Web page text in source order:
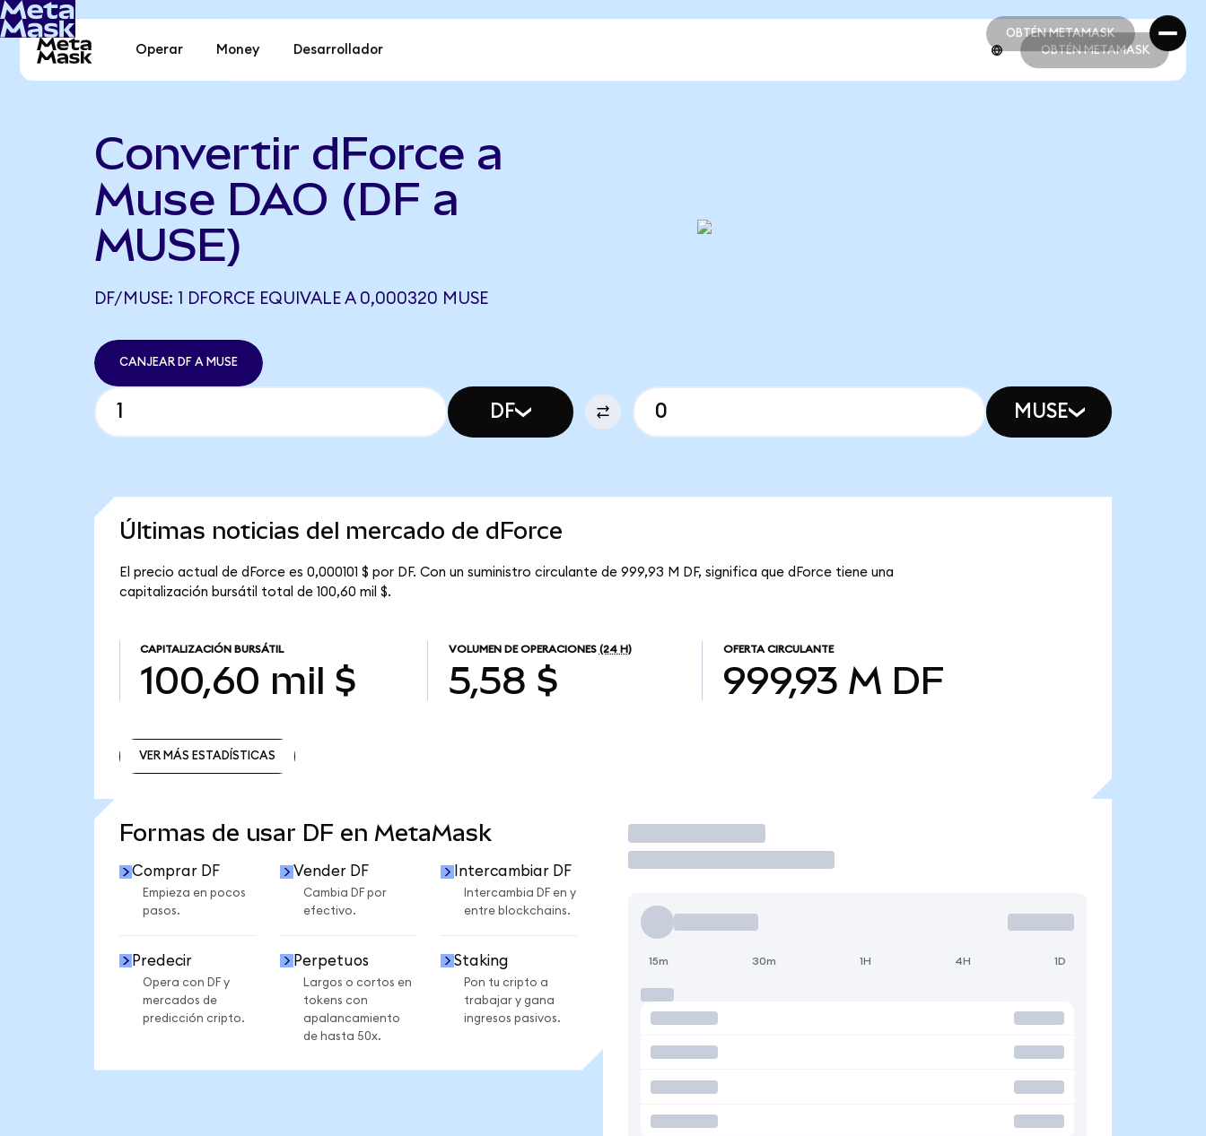
OBTÉN METAMASK
OBTÉN METAMASK
Operar Money Desarrollador OBTÉN METAMASK
Convertir dForce a
Muse DAO (DF a
MUSE)
DF/MUSE: 1 DFORCE EQUIVALE A 0,000320 MUSE
CANJEAR DF A MUSE
DF MUSE
Últimas noticias del mercado de dForce
El precio actual de dForce es 0,000101 $ por DF. Con un suministro circulante de 999,93 M DF, significa que dForce tiene una
capitalización bursátil total de 100,60 mil $.
CAPITALIZACIÓN BURSÁTIL
100,60 mil $
VOLUMEN DE OPERACIONES (24 H)
5,58 $
OFERTA CIRCULANTE
999,93 M DF
VER MÁS ESTADÍSTICAS
Formas de usar DF en MetaMask
Comprar DF
Empieza en pocos
pasos.
Vender DF
Cambia DF por
efectivo.
Intercambiar DF
Intercambia DF en y
entre blockchains.
Predecir
Opera con DF y
mercados de
predicción cripto.
Perpetuos
Largos o cortos en
tokens con
apalancamiento
de hasta 50x.
Staking
Pon tu cripto a
trabajar y gana
ingresos pasivos.
Operar
15m 30m 1H 4H 1D